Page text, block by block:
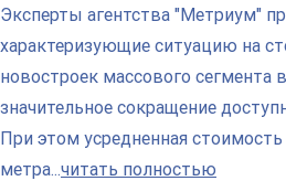
Эксперты агентства "Метриум"
характеризующие ситуацию на
новостроек массового сегмента
значительное сокращение
При этом усредненная
метра...читать полностью